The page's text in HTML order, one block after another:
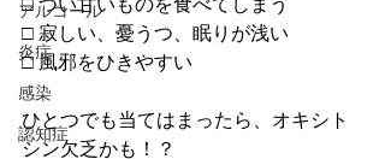
アルコール
炎症
感染
認知症
□ 寂しい、憂うつ、眠りが浅い
□ 風邪をひきやすい
ひとつでも当てはまったら、オキシト
シン欠乏かも！？